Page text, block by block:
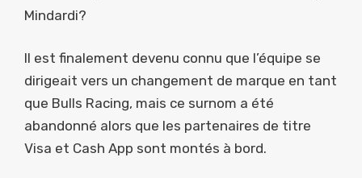
Mindardi?
Il est finalement devenu connu que l’équipe se
dirigeait vers un changement de marque en tant
que Bulls Racing, mais ce surnom a été
abandonné alors que les partenaires de titre
Visa et Cash App sont montés à bord.